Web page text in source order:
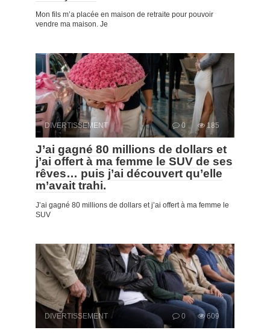
Mon fils m’a placée en maison de retraite pour pouvoir
vendre ma maison. Je
DIVERTISSEMENT 0 185
J’ai gagné 80 millions de dollars et
j’ai offert à ma femme le SUV de ses
rêves… puis j’ai découvert qu’elle
m’avait trahi.
J’ai gagné 80 millions de dollars et j’ai offert à ma femme le
SUV
DIVERTISSEMENT 0 609